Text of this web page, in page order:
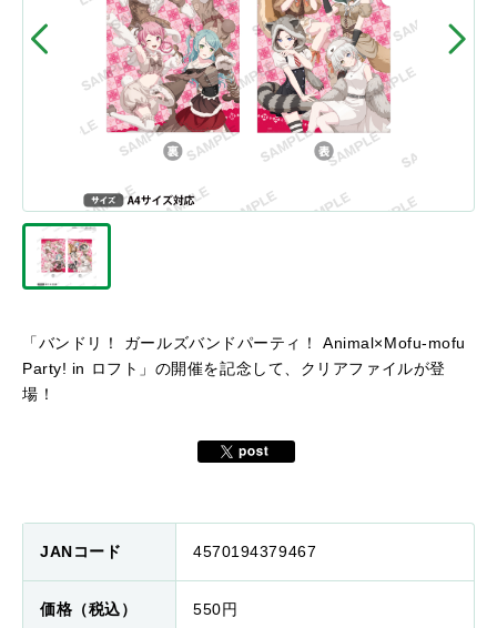
「バンドリ！ ガールズバンドパーティ！ Animal×Mofu-mofu
Party! in ロフト」の開催を記念して、クリアファイルが登
場！
JANコード 4570194379467
価格（税込） 550円